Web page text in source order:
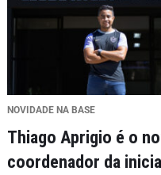
NOVIDADE NA BASE
Thiago Aprigio é o
coordenador da